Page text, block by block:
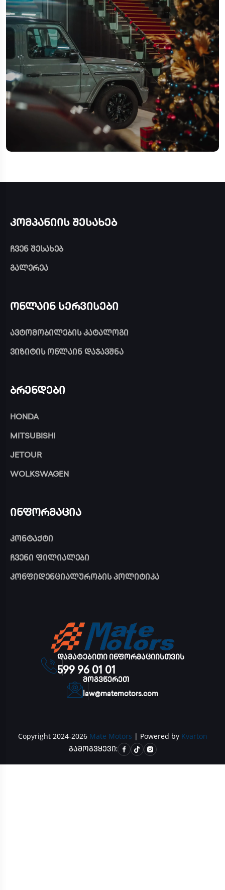
კომპანიის შესახებ
ჩვენ შესახებ
გალერეა
ონლაინ სერვისები
ავტომობილების კატალოგი
ვიზიტის ონლაინ დაჯავშნა
ბრენდები
HONDA
MITSUBISHI
JETOUR
WOLKSWAGEN
ინფორმაცია
კონტაქტი
ჩვენი ფილიალები
კონფიდენციალურობის პოლიტიკა
დამატებითი ინფორმაციისთვის
599 96 01 01
მოგვწერეთ
law@matemotors.com
Copyright 2024-2026 Mate Motors | Powered by Kvarton
გამოგვყევი: